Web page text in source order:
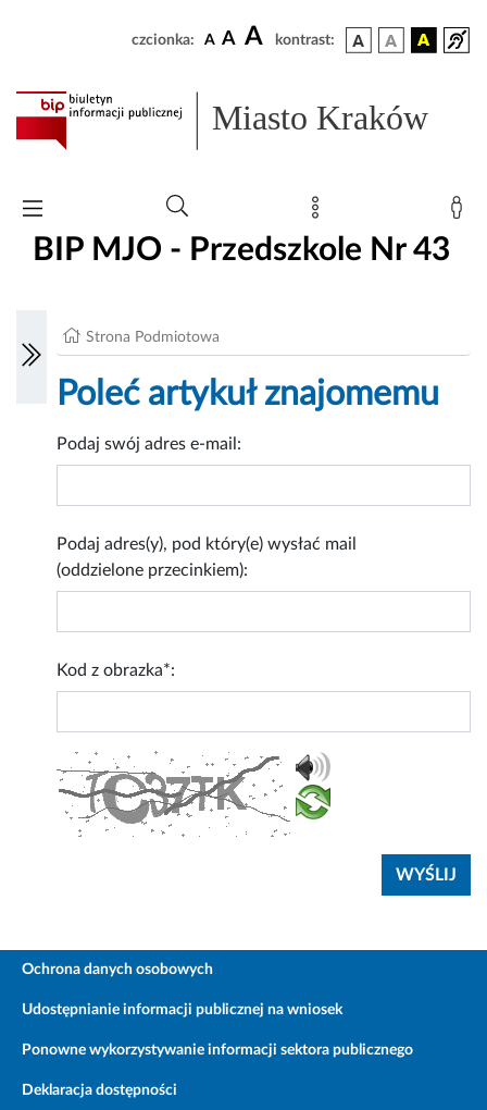
czcionka: A A A kontrast:
Miasto Kraków
BIP MJO - Przedszkole Nr 43
Strona Podmiotowa
Poleć artykuł znajomemu
Podaj swój adres e-mail:
Podaj adres(y), pod który(e) wysłać mail
(oddzielone przecinkiem):
Kod z obrazka*:
Ochrona danych osobowych
Udostępnianie informacji publicznej na wniosek
Ponowne wykorzystywanie informacji sektora publicznego
Deklaracja dostępności